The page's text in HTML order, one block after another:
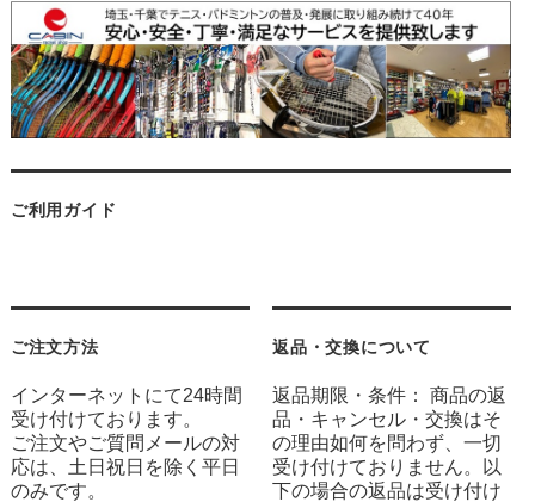
ご利用ガイド
ご注文方法
インターネットにて24時間
受け付けております。
ご注文やご質問メールの対
応は、土日祝日を除く平日
のみです。
返品・交換について
返品期限・条件： 商品の返
品・キャンセル・交換はそ
の理由如何を問わず、一切
受け付けておりません。以
下の場合の返品は受け付け